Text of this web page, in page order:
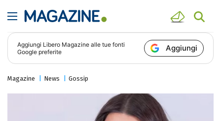
Aggiungi Libero Magazine alle tue fonti
Google preferite
Aggiungi
Magazine News Gossip